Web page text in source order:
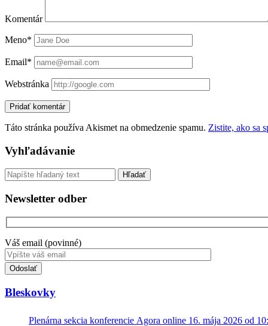
Komentár
Meno*
Email*
Webstránka
Táto stránka používa Akismet na obmedzenie spamu. Zistite, ako sa
Sidebar
Vyhľadávanie
Vyhľadávanie
Newsletter odber
Váš email (povinné)
Toto
pole
nevyplňujte.
Bleskovky
Plenárna sekcia konferencie Agora online 16. mája 2026 od